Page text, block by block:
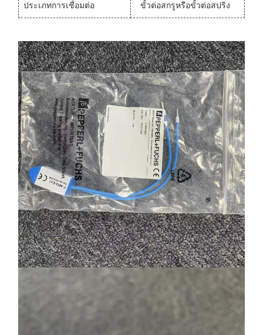
ประเภทการเชื่อมต่อ ขั้วต่อสกรูหรือขั้วต่อสปริง